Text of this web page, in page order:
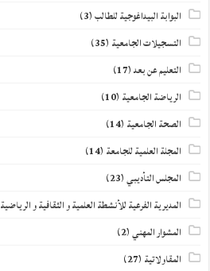
البوابة البيداغوجية للطالب(3)
التسجيلات الجامعية (35)
التعليم عن بعد(17)
الرياضة الجامعية (10)
الصحة الجامعية (14)
المجلة العلمية للجامعة (14)
المجلس التأديبي(23)
المديرية الفرعية للأنشطة العلمية و الثقافية و الرياضية
المشوار المهني(2)
المقاولاتية (27)